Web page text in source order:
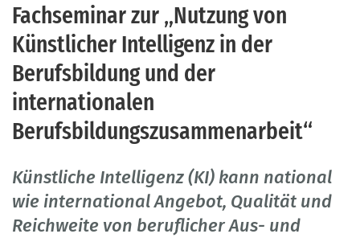
Fachseminar zur „Nutzung von
Künstlicher Intelligenz in der
Berufsbildung und der
internationalen
Berufsbildungszusammenarbeit“
Künstliche Intelligenz (KI) kann national
wie international Angebot, Qualität und
Reichweite von beruflicher Aus- und